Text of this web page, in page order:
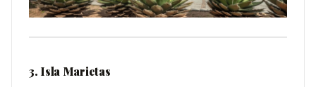
3. Isla Marietas